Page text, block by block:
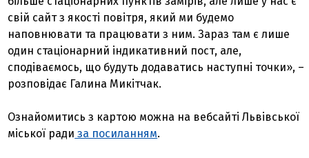
свій сайт з якості повітря, який ми будемо
наповнювати та працювати з ним. Зараз там є лише
один стаціонарний індикативний пост, але,
сподіваємось, що будуть додаватись наступні точки», –
розповідає Галина Микітчак.
Ознайомитись з картою можна на вебсайті Львівської
міської ради за посиланням.